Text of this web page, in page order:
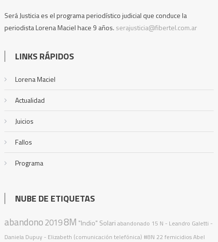
Será Justicia es el programa periodístico judicial que conduce la
periodista Lorena Maciel hace 9 años. serajusticia@fibertel.com.ar
LINKS RÁPIDOS
Lorena Maciel
Actualidad
Juicios
Fallos
Programa
NUBE DE ETIQUETAS
abandono20198M "Indio" Solari abandonado 15 N - Leandro Galetti -
Daniela Dupuy - Elizabeth (comunicación telefónica) #8N 22 femicidiosAbel